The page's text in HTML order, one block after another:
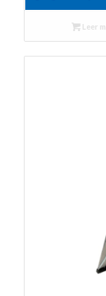
Leer